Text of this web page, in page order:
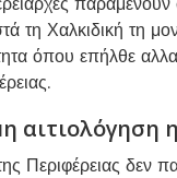
τη Χαλκιδική τη
όπου επήλθε
αιτιολόγηση
Περιφέρειας δεν